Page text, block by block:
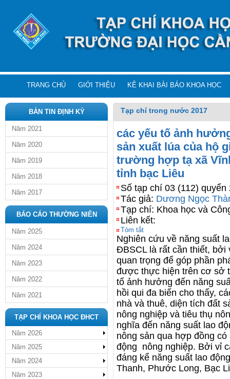
TRANG CHỦ GIỚI THIỆU KÊ KHAI BÀI BÁO KHOA HỌC
BẢN TIN ĐỊNH KỲ
Năm 2021
Năm 2020
Năm 2019
Năm 2018
Năm 2017
BÁO CÁO THƯỜNG NIÊN
Năm 2025
Năm 2024
Năm 2023
Năm 2022
Năm 2021
TẠP CHÍ KHOA HỌC ĐHCT
Năm 2026
Năm 2025
Năm 2024
Năm 2023
Tạp chí trong nước 2017
các yếu tố ảnh
sản xuất lúa của hộ
trường hợp tạ xã
tỉnh bạc Liêu
Số tạp chí 03 (112)
Tác giả: Dương Ngọc
Tạp chí: Khoa học và
Liên kết:
Tóm tắt
Nghiên cứu về năng suất
ĐBSCL là rất cần thiết, bởi
quan trọng để góp phần
được thực hiện trên cơ sở
tố ảnh hưởng đến năng
hồi qui đa biến cho thấy,
nhà và thuê, diện tích đất
nông nghiệp và tiêu thụ
nghĩa đến năng suất lao
nông sản qua hợp đồng
động nông nghiệp. Bởi vỉ
đáng kể năng suất lao
Thanh, Phước Long, Bạc